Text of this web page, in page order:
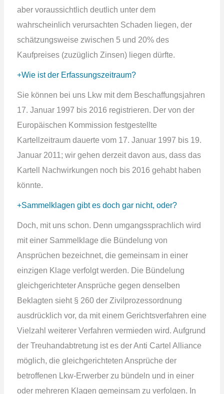
aber voraussichtlich deutlich unter dem
wahrscheinlich verursachten Schaden liegen, der
schätzungsweise zwischen 5 und 20% des
Kaufpreises (zuzüglich Zinsen) liegen dürfte.
Wie ist der Erfassungszeitraum?
Sie können bei uns Lkw mit dem Beschaffungsjahren
17. Januar 1997 bis 2016 registrieren. Der von der
Europäischen Kommission festgestellte
Kartellzeitraum dauerte vom 17. Januar 1997 bis 19.
Januar 2011; wir gehen derzeit davon aus, dass das
Kartell Nachwirkungen noch bis 2016 gehabt haben
könnte.
Sammelklagen gibt es doch gar nicht, oder?
Doch, mit uns schon. Denn umgangssprachlich wird
mit einer Sammelklage die Bündelung von
Ansprüchen bezeichnet, die gemeinsam in einer
einzigen Klage verfolgt werden. Die Bündelung
gleichgerichteter Ansprüche gegen denselben
Beklagten sieht § 260 der Zivilprozessordnung
ausdrücklich vor, da mit einem Gerichtsverfahren eine
Vielzahl weiterer Verfahren vermieden wird. Aufgrund
der Treuhandabtretung ist es der Anti Cartel Alliance
möglich, die gleichgerichteten Ansprüche der
betroffenen Lkw-Erwerber zu bündeln und in einer
oder mehreren Klagen gemeinsam zu verfolgen. In